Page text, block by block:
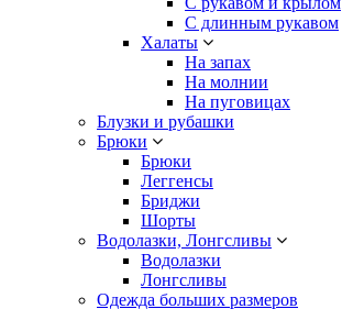
С длинным рукавом
Халаты
На запах
На молнии
На пуговицах
Блузки и рубашки
Брюки
Брюки
Леггенсы
Бриджи
Шорты
Водолазки, Лонгсливы
Водолазки
Лонгсливы
Одежда больших размеров